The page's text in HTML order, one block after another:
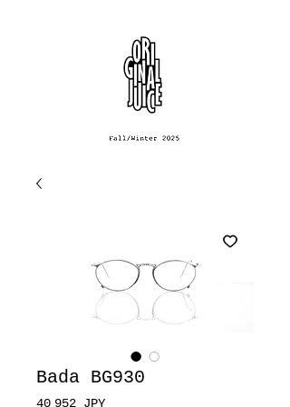
Bada BG930
40 952 JPYPrix